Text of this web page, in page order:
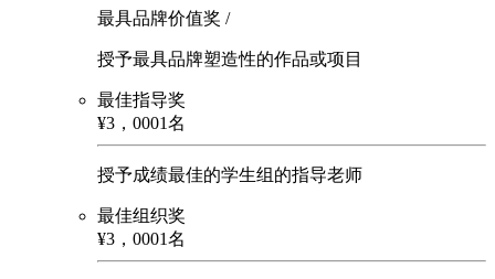
最具品牌价值奖 /
授予最具品牌塑造性的作品或项目
最佳指导奖
¥3 ， 0001名
授予成绩最佳的学生组的指导老师
最佳组织奖
¥3 ， 0001名